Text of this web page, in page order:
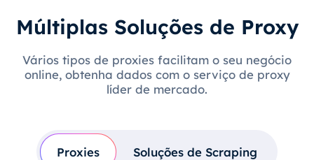
Múltiplas Soluções de Proxy
Vários tipos de proxies facilitam o seu negócio
online, obtenha dados com o serviço de proxy
líder de mercado.
Proxies Soluções de Scraping